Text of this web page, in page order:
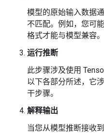
模型的原始输入数据
不匹配。例如，您可
格式才能与模型兼容。
运行推断
此步骤涉及使用
以下各部分所述，它
干步骤。
解释输出
当您从模型推断接收